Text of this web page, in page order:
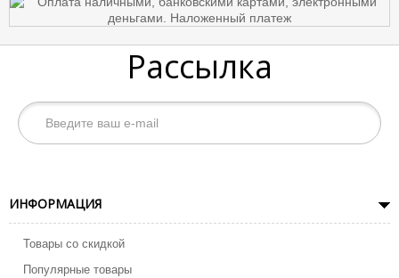
Рассылка
ИНФОРМАЦИЯ
Товары со скидкой
Популярные товары